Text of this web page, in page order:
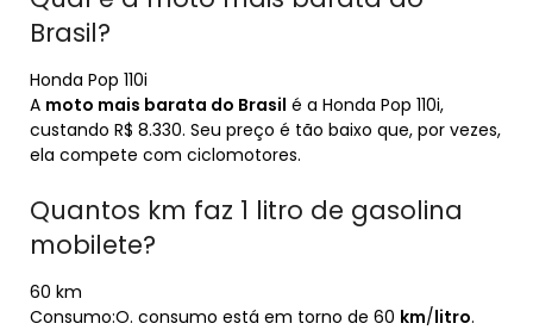
Brasil?
Honda Pop 110i
A moto mais barata do Brasil é a Honda Pop 110i,
custando R$ 8.330. Seu preço é tão baixo que, por vezes,
ela compete com ciclomotores.
Quantos km faz 1 litro de gasolina
mobilete?
60 km
Consumo:O. consumo está em torno de 60 km/litro.